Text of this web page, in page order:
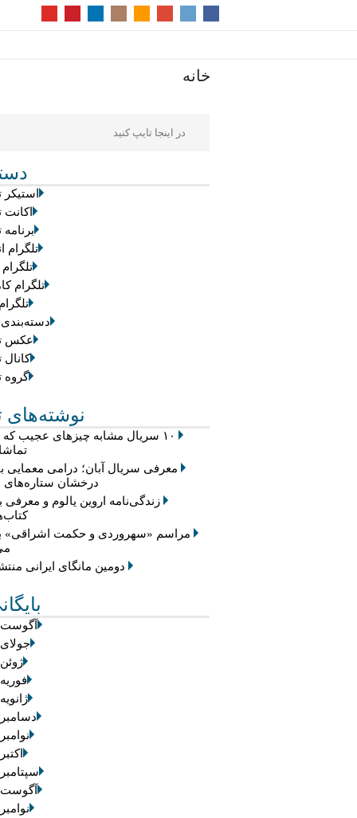
خانه
استیکر
اکانت
برنامه
تلگرام
تلگرام
تلگرام
عکس
کانال
گروه
نوشته‌های
۱۰ سریال مشابه چیزهای عجیب
معرفی سریال آبان؛ درامی معمایی
درخشان ستاره‌های
زندگی‌نامه اروین یالوم و معرفی
مراسم «سهروردی و حکمت اشراقی»
دومین مانگای ایرانی
آگوست 2026
جولای 2026
ژوئن 2026
فوریه 2026
ژانویه 2026
دسامبر 2025
نوامبر 2025
اکتبر 2025
سپتامبر 2025
آگوست 2025
نوامبر 2020